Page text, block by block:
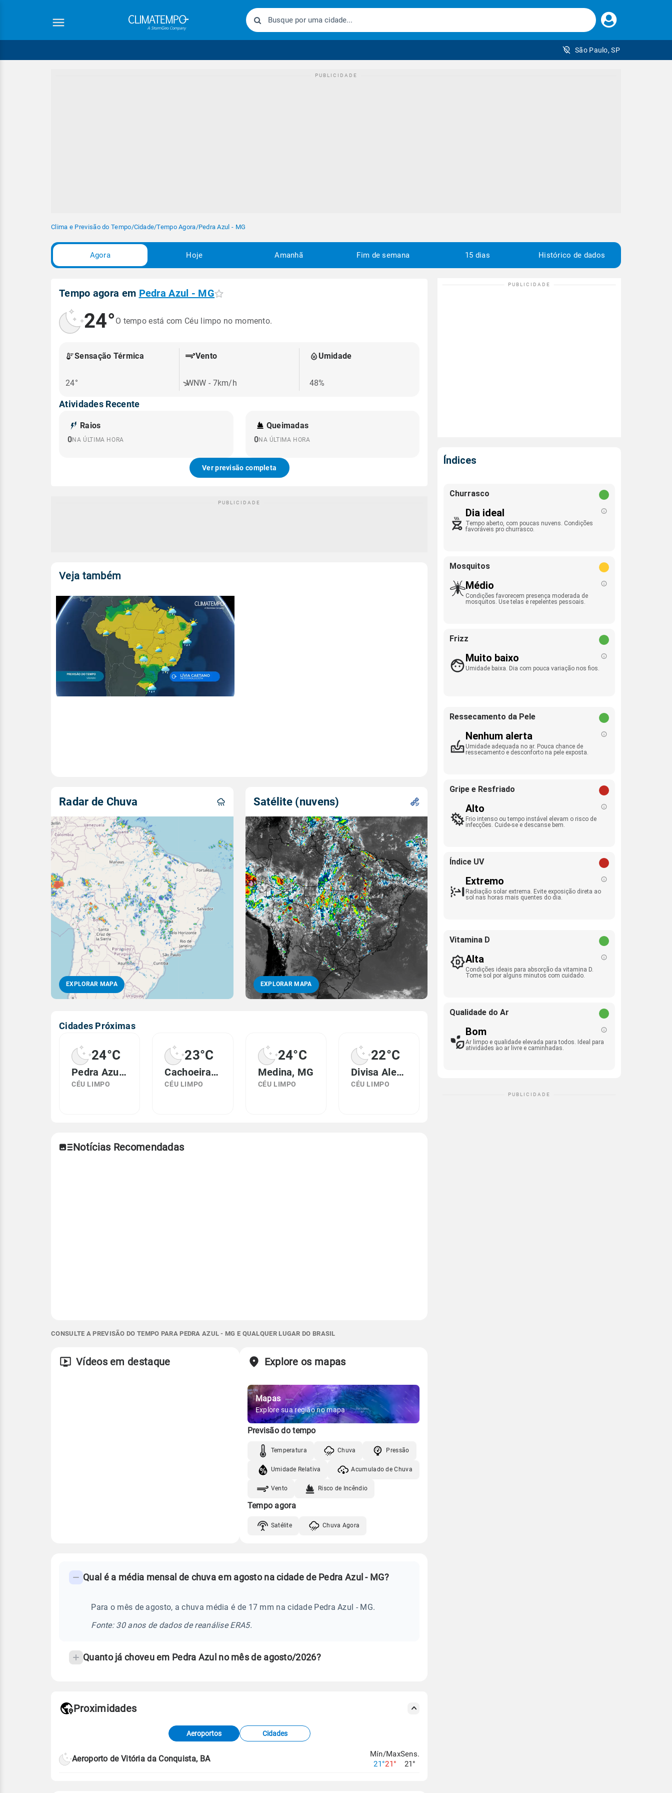
Faça
seu
São Paulo, SP
Clima e Previsão do Tempo/Cidade/Tempo Agora/Pedra Azul - MG
Agora Hoje Amanhã Fim de semana 15 dias Histórico de dados
Tempo agora em Pedra Azul - MG
24° O tempo está com Céu limpo no momento.
Sensação Térmica
24°
Vento
WNW - 7km/h
Umidade
48%
Atividades Recente
Raios
0NA ÚLTIMA HORA
Queimadas
0NA ÚLTIMA HORA
Ver previsão completa
Veja também
Radar de Chuva
EXPLORAR MAPA
Satélite (nuvens)
EXPLORAR MAPA
Cidades Próximas
24°C
Pedra Azul, MG
CÉU LIMPO
23°C
Cachoeira de Pajeú, MG
CÉU LIMPO
24°C
Medina, MG
CÉU LIMPO
22°C
Divisa Alegre, MG
CÉU LIMPO
Notícias Recomendadas
CONSULTE A PREVISÃO DO TEMPO PARA PEDRA AZUL - MG E QUALQUER LUGAR DO BRASIL
Vídeos em destaque Explore os mapas
Mapas
Explore sua região no mapa
Previsão do tempo
Temperatura Chuva Pressão
Umidade Relativa Acumulado de Chuva
Vento Risco de Incêndio
Tempo agora
Satélite Chuva Agora
frequentes
temperatura
Qual é a média mensal de chuva em agosto na cidade de Pedra Azul - MG?
Para o mês de agosto, a chuva média é de 17 mm na cidade Pedra Azul - MG.
Fonte: 30 anos de dados de reanálise ERA5.
Quanto já choveu em Pedra Azul no mês de agosto/2026?
de Tempo e Estudos Climáticos (CPTEC).
Proximidades
Aeroportos Cidades
Aeroporto de Vitória da Conquista, BA
Mín/Max
21°21°
Sens.
21°
Índices
Churrasco
Dia ideal
Tempo aberto, com poucas nuvens. Condições
favoráveis pro churrasco.
Mosquitos
Médio
Condições favorecem presença moderada de
mosquitos. Use telas e repelentes pessoais.
Frizz
Muito baixo
Umidade baixa. Dia com pouca variação nos fios.
Ressecamento da Pele
Nenhum alerta
Umidade adequada no ar. Pouca chance de
ressecamento e desconforto na pele exposta.
Gripe e Resfriado
Alto
Frio intenso ou tempo instável elevam o risco de
infecções. Cuide-se e descanse bem.
Índice UV
Extremo
Radiação solar extrema. Evite exposição direta ao
sol nas horas mais quentes do dia.
Vitamina D
Alta
Condições ideais para absorção da vitamina D.
Tome sol por alguns minutos com cuidado.
Qualidade do Ar
Bom
Ar limpo e qualidade elevada para todos. Ideal para
atividades ao ar livre e caminhadas.